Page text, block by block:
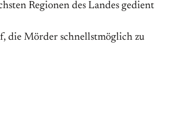
Regionen des Landes gedient
die Mörder schnellstmöglich zu